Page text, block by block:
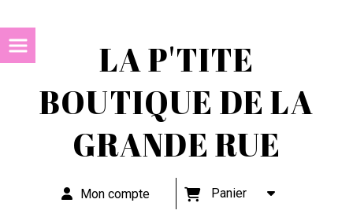
LA P'TITE
BOUTIQUE DE LA
GRANDE RUE
Mon compte Panier